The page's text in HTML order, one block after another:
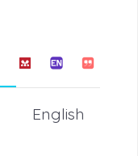
English